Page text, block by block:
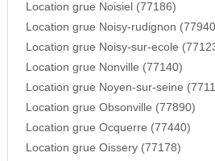
Location grue Noisiel (77186)
Location grue Noisy-rudignon
Location grue Noisy-sur-ecole
Location grue Nonville (77140)
Location grue Noyen-sur-seine
Location grue Obsonville (77890)
Location grue Ocquerre (77440)
Location grue Oissery (77178)